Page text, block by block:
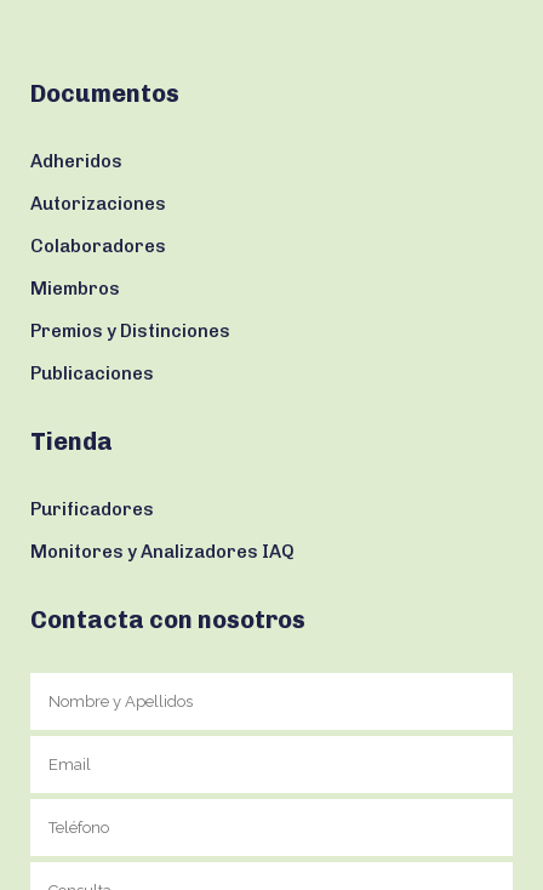
Documentos
Adheridos
Autorizaciones
Colaboradores
Miembros
Premios y Distinciones
Publicaciones
Tienda
Purificadores
Monitores y Analizadores IAQ
Contacta con nosotros